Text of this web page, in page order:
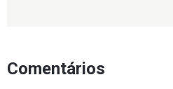
Comentários